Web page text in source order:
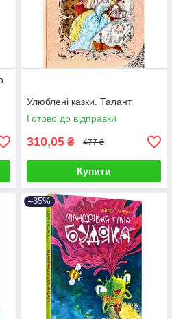
Улюблені казки. Талант
Готово до відправки
310,05 ₴ 477 ₴
Купити
–35%